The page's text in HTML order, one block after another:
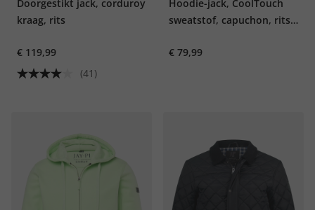
Doorgestikt jack, corduroy
kraag, rits
€ 119,99
(41)
Hoodie-jack, CoolTouch
sweatstof, capuchon, rits,
€ 79,99